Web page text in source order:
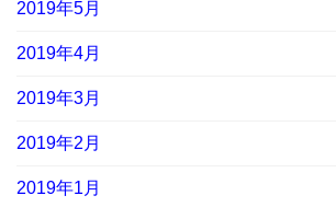
2019年5月
2019年4月
2019年3月
2019年2月
2019年1月